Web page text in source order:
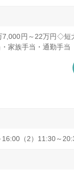
7,000円～22万円◇
家族手当・通勤手
16:00（2）11:30～